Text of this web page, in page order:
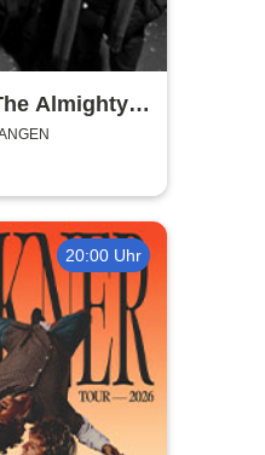
Almighty
20:00 Uhr